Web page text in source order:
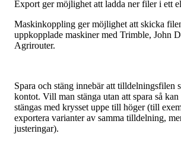
Export ger möjlighet att ladda ner filer i ett
Maskinkoppling ger möjlighet att skicka
uppkopplade maskiner med Trimble, John
Agrirouter.
Spara och stäng innebär att tilldelningsfilen
kontot. Vill man stänga utan att spara så
stängas med krysset uppe till höger (till
exportera varianter av samma tilldelning,
justeringar).